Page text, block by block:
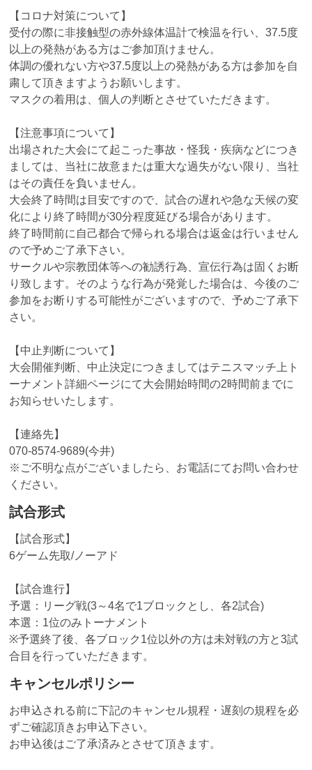
【コロナ対策について】
受付の際に非接触型の赤外線体温計で検温を行い、37.5度
以上の発熱がある方はご参加頂けません。
体調の優れない方や37.5度以上の発熱がある方は参加を自
粛して頂きますようお願いします。
マスクの着用は、個人の判断とさせていただきます。
【注意事項について】
出場された大会にて起こった事故・怪我・疾病などにつき
ましては、当社に故意または重大な過失がない限り、当社
はその責任を負いません。
大会終了時間は目安ですので、試合の遅れや急な天候の変
化により終了時間が30分程度延びる場合があります。
終了時間前に自己都合で帰られる場合は返金は行いません
ので予めご了承下さい。
サークルや宗教団体等への勧誘行為、宣伝行為は固くお断
り致します。そのような行為が発覚した場合は、今後のご
参加をお断りする可能性がございますので、予めご了承下
さい。
【中止判断について】
大会開催判断、中止決定につきましてはテニスマッチ上ト
ーナメント詳細ページにて大会開始時間の2時間前までに
お知らせいたします。
【連絡先】
070-8574-9689(今井)
※ご不明な点がございましたら、お電話にてお問い合わせ
ください。
試合形式
【試合形式】
6ゲーム先取/ノーアド
【試合進行】
予選：リーグ戦(3～4名で1ブロックとし、各2試合)
本選：1位のみトーナメント
※予選終了後、各ブロック1位以外の方は未対戦の方と3試
合目を行っていただきます。
キャンセルポリシー
お申込される前に下記のキャンセル規程・遅刻の規程を必
ずご確認頂きお申込下さい。
お申込後はご了承済みとさせて頂きます。